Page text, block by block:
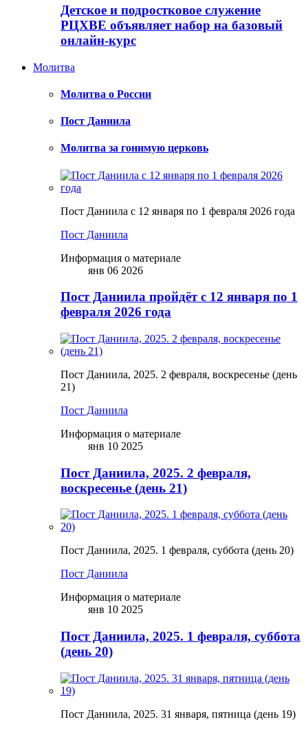
Детское и подростковое служение
РЦХВЕ объявляет набор на базовый
онлайн-курс
Молитва
Молитва о России
Пост Даниила
Молитва за гонимую церковь
Пост Даниила с 12 января по 1 февраля 2026 года
Пост Даниила
Информация о материале
янв 06 2026
Пост Даниила пройдёт с 12 января по 1
февраля 2026 года
Пост Даниила, 2025. 2 февраля, воскресенье (день
21)
Пост Даниила
Информация о материале
янв 10 2025
Пост Даниила, 2025. 2 февраля,
воскресенье (день 21)
Пост Даниила, 2025. 1 февраля, суббота (день 20)
Пост Даниила
Информация о материале
янв 10 2025
Пост Даниила, 2025. 1 февраля, суббота
(день 20)
Пост Даниила, 2025. 31 января, пятница (день 19)